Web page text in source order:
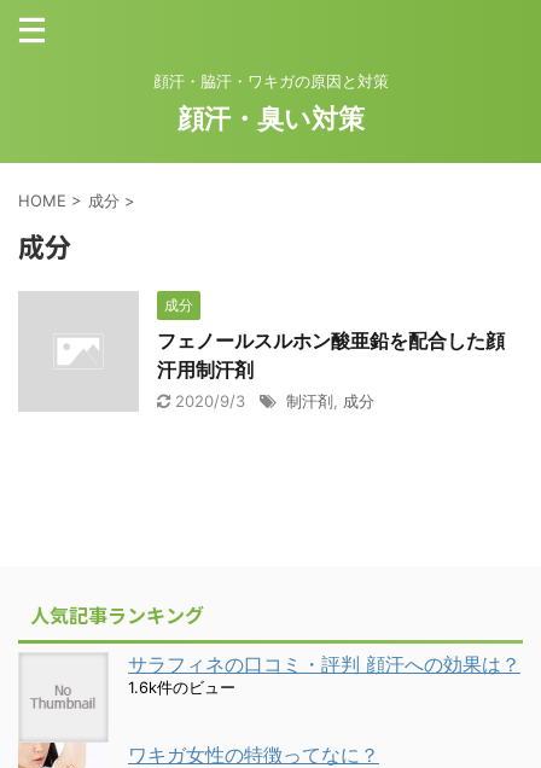
顔汗・脇汗・ワキガの原因と対策
顔汗・臭い対策
HOME > 成分 >
成分
成分
フェノールスルホン酸亜鉛を配合した顔
汗用制汗剤
2020/9/3 制汗剤 成分
人気記事ランキング
サラフィネの口コミ・評判 顔汗への効果は？
1.6k件のビュー
ワキガ女性の特徴ってなに？